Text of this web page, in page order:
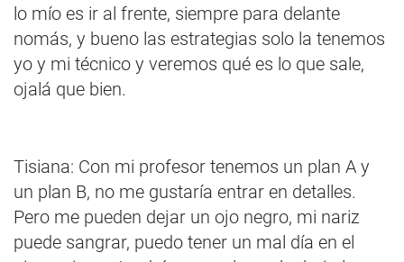
lo mío es ir al frente, siempre para delante
nomás, y bueno las estrategias solo la tenemos
yo y mi técnico y veremos qué es lo que sale,
ojalá que bien.
Tisiana: Con mi profesor tenemos un plan A y
un plan B, no me gustaría entrar en detalles.
Pero me pueden dejar un ojo negro, mi nariz
puede sangrar, puedo tener un mal día en el